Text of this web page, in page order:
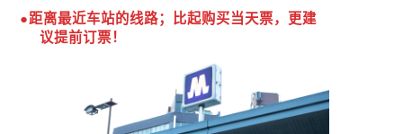
●距离最近车站的线路；比起购买当天票，更建
议提前订票！